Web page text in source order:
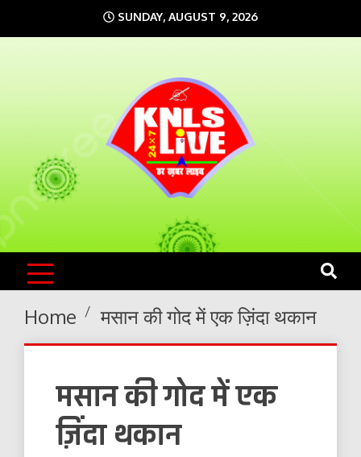
to
SUNDAY, AUGUST 9, 2026
KNLS LIVE
India`s No.1 News Portal
Home मसान की गोद में एक ज़िंदा थकान
मसान की गोद में एक
ज़िंदा थकान